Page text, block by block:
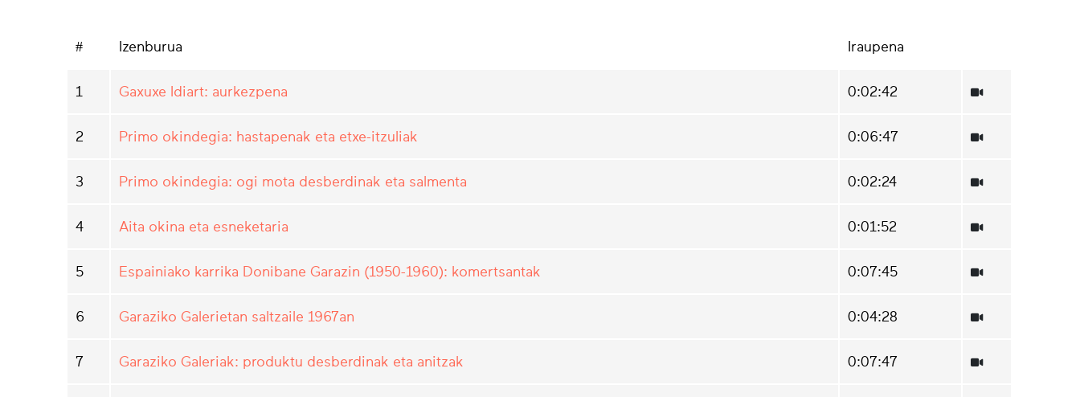
# Izenburua Iraupena
1 Gaxuxe Idiart: aurkezpena 0:02:42
2 Primo okindegia: hastapenak eta etxe-itzuliak 0:06:47
3 Primo okindegia: ogi mota desberdinak eta salmenta 0:02:24
4 Aita okina eta esneketaria 0:01:52
5 Espainiako karrika Donibane Garazin (1950-1960): komertsantak 0:07:45
6 Garaziko Galerietan saltzaile 1967an 0:04:28
7 Garaziko Galeriak: produktu desberdinak eta anitzak 0:07:47